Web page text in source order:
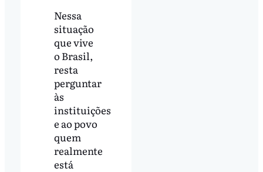
Nessa
situação
que vive
o Brasil,
resta
perguntar
às
instituições
e ao povo
quem
realmente
está